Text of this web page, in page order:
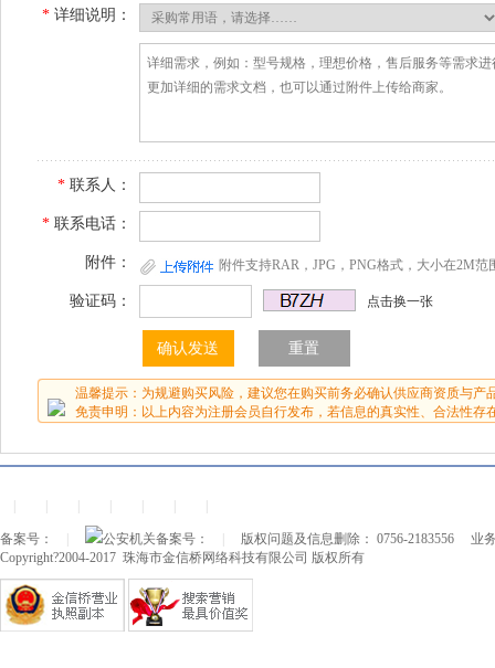
* 详细说明：
* 联系人：
* 联系电话：
附件： 附件支持RAR，JPG，PNG格式，大小在2M范
验证码： 点击换一张
温馨提示：为规避购买风险，建议您在购买前务必确认供应商资质与产
免责申明：以上内容为注册会员自行发布，若信息的真实性、合法性存
备案号： 公安机关备案号： 版权问题及信息删除： 0756-2183556
业
Copyright?2004-2017 珠海市金信桥网络科技有限公司 版权所有